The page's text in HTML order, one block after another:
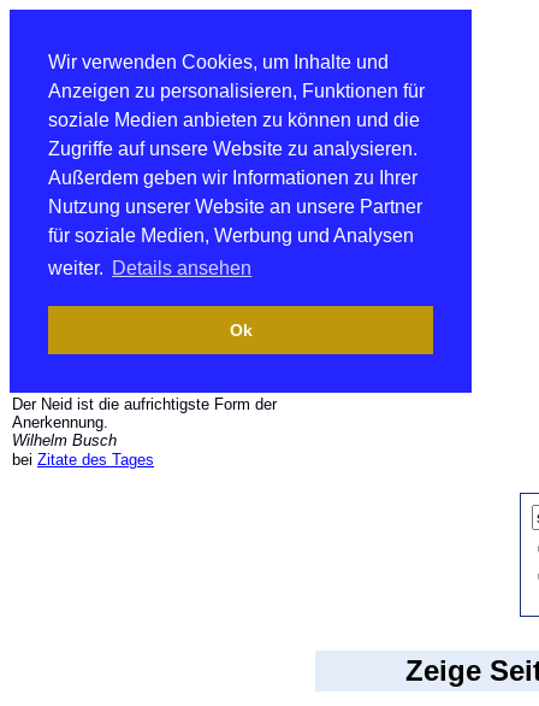
Wir verwenden Cookies, um Inhalte und
Anzeigen zu personalisieren, Funktionen für
soziale Medien anbieten zu können und die
Zugriffe auf unsere Website zu analysieren.
Außerdem geben wir Informationen zu Ihrer
Nutzung unserer Website an unsere Partner
für soziale Medien, Werbung und Analysen
weiter. Details ansehen
Ok
Der Neid ist die aufrichtigste Form der
Anerkennung.
Wilhelm Busch
bei Zitate des Tages
Zeige